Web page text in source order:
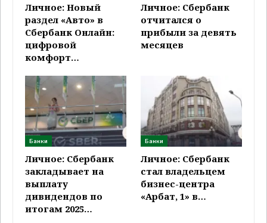
Личное: Новый
раздел «Авто» в
Сбербанк Онлайн:
цифровой
комфорт…
Личное: Сбербанк
отчитался о
прибыли за девять
месяцев
Банки
Личное: Сбербанк
закладывает на
выплату
дивидендов по
итогам 2025…
Банки
Личное: Сбербанк
стал владельцем
бизнес-центра
«Арбат, 1» в…